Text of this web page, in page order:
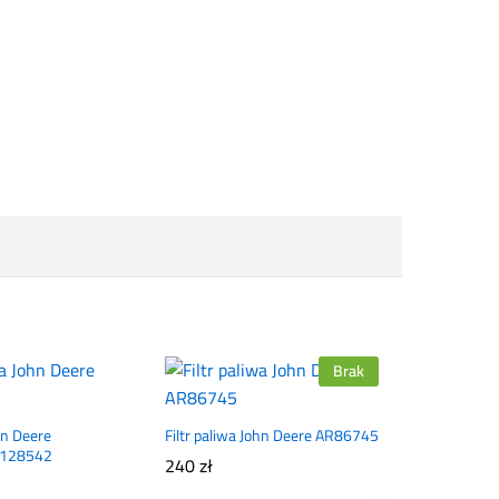
Deere
Brak
Filtr paliwa John Deere AR86745
240zł